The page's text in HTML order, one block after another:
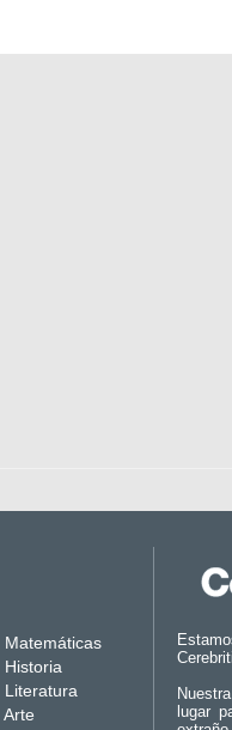
Matemáticas
Historia
Literatura
Arte
lugar